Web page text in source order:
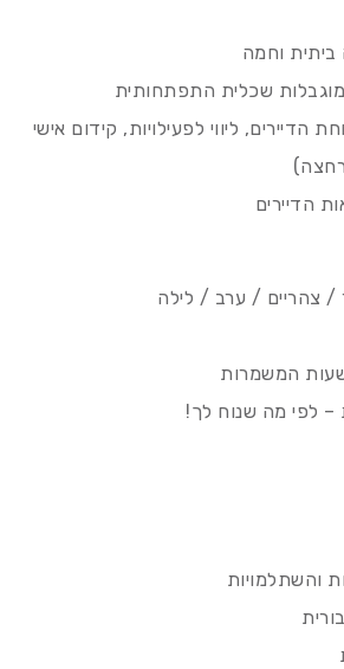
ביתית וחמה
ומוגבלות שכלית התפתחותית
הדיירים, ליווי לפעילויות, קידום אישי
רחצה)
הדיירים
צהריים / ערב / לילה
המשמרות
לפי מה שנוח לך!
והשתלמויות